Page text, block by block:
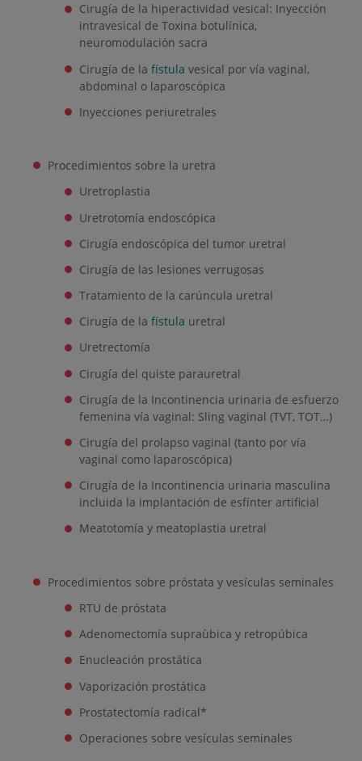
Cirugía de la hiperactividad vesical: Inyección
intravesical de Toxina botulínica,
neuromodulación sacra
Cirugía de la fístula vesical por vía vaginal,
abdominal o laparoscópica
Inyecciones periuretrales
Procedimientos sobre la uretra
Uretroplastia
Uretrotomía endoscópica
Cirugía endoscópica del tumor uretral
Cirugía de las lesiones verrugosas
Tratamiento de la carúncula uretral
Cirugía de la fístula uretral
Uretrectomía
Cirugía del quiste parauretral
Cirugía de la Incontinencia urinaria de esfuerzo
femenina vía vaginal: Sling vaginal (TVT, TOT…)
Cirugía del prolapso vaginal (tanto por vía
vaginal como laparoscópica)
Cirugía de la Incontinencia urinaria masculina
incluida la implantación de esfínter artificial
Meatotomía y meatoplastia uretral
Procedimientos sobre próstata y vesículas seminales
RTU de próstata
Adenomectomía supraùbica y retropúbica
Enucleación prostática
Vaporización prostática
Prostatectomía radical*
Operaciones sobre vesículas seminales